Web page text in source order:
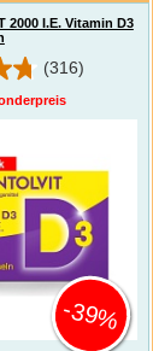
2000 I.E. Vitamin D3
(316)
-39%